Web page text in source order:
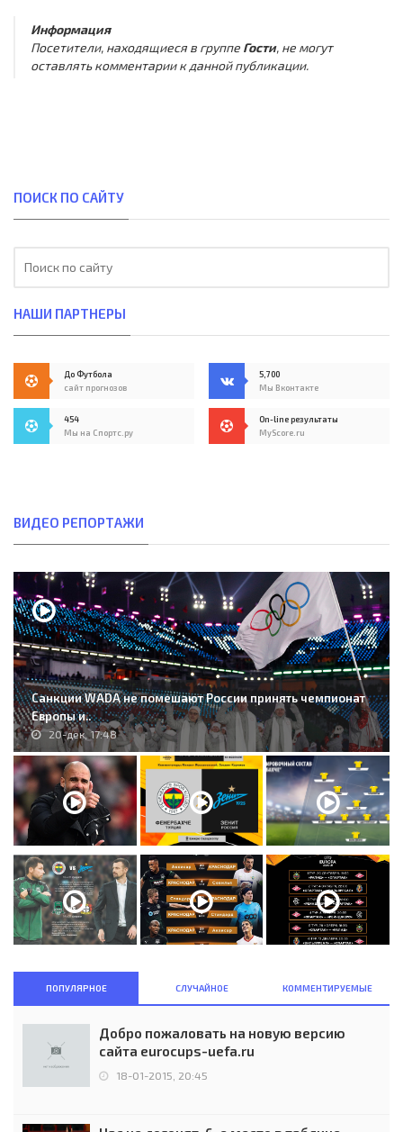
Информация
Посетители, находящиеся в группе Гости, не могут
оставлять комментарии к данной публикации.
ПОИСК ПО САЙТУ
НАШИ ПАРТНЕРЫ
До Футбола
сайт прогнозов
5,700
Мы Вконтакте
454
Мы на Спортс.ру
On-line результаты
MyScore.ru
ВИДЕО РЕПОРТАЖИ
Санкции WADA не помешают России принять чемпионат
Европы и..
20-дек, 17:48
ПОПУЛЯРНОЕ СЛУЧАЙНОЕ КОММЕНТИРУЕМЫЕ
Добро пожаловать на новую версию
сайта eurocups-uefa.ru
18-01-2015, 20:45